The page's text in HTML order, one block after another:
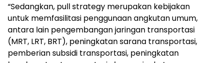
“Sedangkan, pull strategy merupakan kebijakan
untuk memfasilitasi penggunaan angkutan umum,
antara lain pengembangan jaringan transportasi
(MRT, LRT, BRT), peningkatan sarana transportasi,
pemberian subsidi transportasi, peningkatan